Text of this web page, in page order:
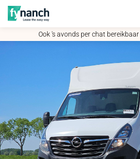
Ook 's avonds per chat bereikbaar
Ook 's avonds per chat bereikbaar